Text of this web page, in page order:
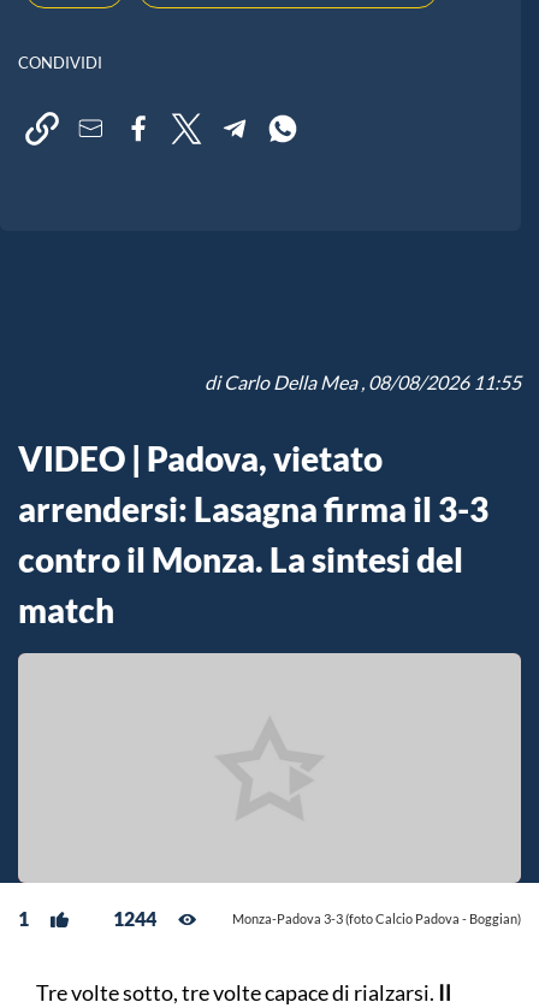
CONDIVIDI
diCarlo Della Mea, 08/08/2026 11:55
VIDEO | Padova, vietato
arrendersi: Lasagna firma il 3-3
contro il Monza. La sintesi del
match
1 1244 Monza-Padova 3-3 (foto Calcio Padova - Boggian)
Tre volte sotto, tre volte capace di rialzarsi. Il